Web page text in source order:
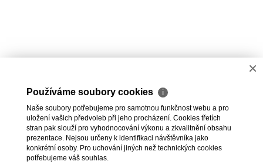
×
Používáme soubory cookies ℹ
Naše soubory potřebujeme pro samotnou funkčnost webu a pro
uložení vašich předvoleb při jeho procházení. Cookies třetích
stran pak slouží pro vyhodnocování výkonu a zkvalitnění obsahu
prezentace. Nejsou určeny k identifikaci návštěvníka jako
konkrétní osoby. Pro uchování jiných než technických cookies
potřebujeme váš souhlas.